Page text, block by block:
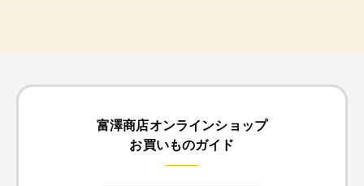
富澤商店オンラインショップ
お買いものガイド